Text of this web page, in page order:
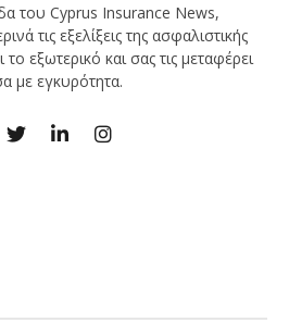
του Cyprus Insurance News,
τις εξελίξεις της ασφαλιστικής
εξωτερικό και σας τις μεταφέρει
με εγκυρότητα.